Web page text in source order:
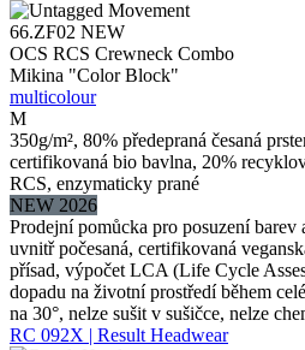
66.ZF02 NEW
OCS RCS Crewneck Combo
Mikina "Color Block"
multicolour
M
350g/m², 80% předepraná česaná
certifikovaná bio bavlna, 20%
RCS, enzymaticky prané
NEW 2026
Prodejní pomůcka pro posuzení barev
uvnitř počesaná, certifikovaná
přísad, výpočet LCA (Life Cycle
dopadu na životní prostředí během
na 30°, nelze sušit v sušičce, nelze
RC 092X | Result Headwear